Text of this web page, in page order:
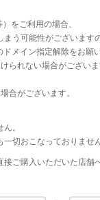
をご利用の場合、
う可能性がございます
メイン指定解除をお願
られない場合がございま
合がございます。
。
切おこなっておりませ
ご購入いただいた店舗